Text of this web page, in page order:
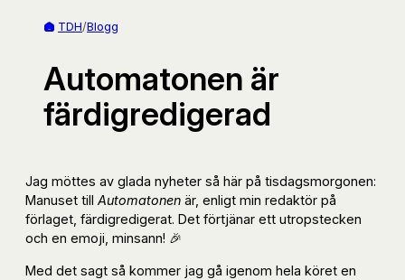
TDH/Blogg
Automatonen är
färdigredigerad
Jag möttes av glada nyheter så här på tisdagsmorgonen:
Manuset till Automatonen är, enligt min redaktör på
förlaget, färdigredigerat. Det förtjänar ett utropstecken
och en emoji, minsann! 🎉
Med det sagt så kommer jag gå igenom hela köret en